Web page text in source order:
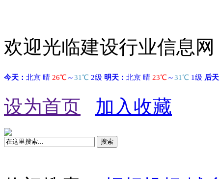
欢迎光临建设行业信息网
设为首页 加入收藏
搜索